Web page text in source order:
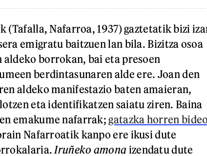
(Tafalla, Nafarroa, 1937) gaztetatik bizi
emigratu baitzuen lan bila. Bizitza osoa
aldeko borrokan, bai eta presoen
berdintasunaren alde ere. Joan den
aldeko manifestazio baten amaieran,
eta identifikatzen saiatu ziren. Baina
emakume nafarrak;gatazka horren
Nafarroatik kanpo ere ikusi dute
Iruñeko amona izendatu dute